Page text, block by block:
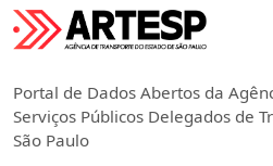
Portal de Dados Abertos da
Serviços Públicos Delegados de
São Paulo